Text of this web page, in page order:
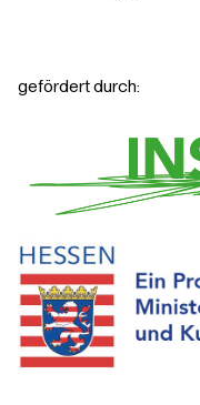
gefördert durch: